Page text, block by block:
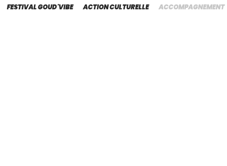
FESTIVAL GOUD'VIBE ACTION CULTURELLE ACCOMPAGNEMENT